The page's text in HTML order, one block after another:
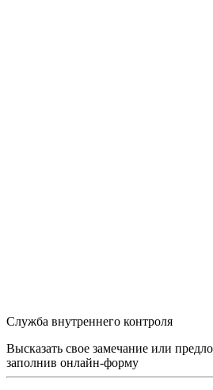
Служба внутреннего контроля
Высказать свое замечание или
заполнив онлайн-форму